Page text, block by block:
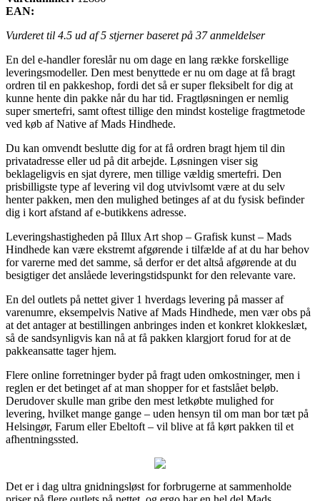
EAN:
Vurderet til 4.5 ud af 5 stjerner baseret på 37anmeldelser
En del e-handler foreslår nu om dage en lang række forskellige
leveringsmodeller. Den mest benyttede er nu om dage at få bragt
ordren til en pakkeshop, fordi det så er super fleksibelt for dig at
kunne hente din pakke når du har tid. Fragtløsningen er nemlig
super smertefri, samt oftest tillige den mindst kostelige fragtmetode
ved køb af Native af Mads Hindhede.
Du kan omvendt beslutte dig for at få ordren bragt hjem til din
privatadresse eller ud på dit arbejde. Løsningen viser sig
beklageligvis en sjat dyrere, men tillige vældig smertefri. Den
prisbilligste type af levering vil dog utvivlsomt være at du selv
henter pakken, men den mulighed betinges af at du fysisk befinder
dig i kort afstand af e-butikkens adresse.
Leveringshastigheden på Illux Art shop – Grafisk kunst – Mads
Hindhede kan være ekstremt afgørende i tilfælde af at du har behov
for varerne med det samme, så derfor er det altså afgørende at du
besigtiger det anslåede leveringstidspunkt for den relevante vare.
En del outlets på nettet giver 1 hverdags levering på masser af
varenumre, eksempelvis Native af Mads Hindhede, men vær obs på
at det antager at bestillingen anbringes inden et konkret klokkeslæt,
så de sandsynligvis kan nå at få pakken klargjort forud for at de
pakkeansatte tager hjem.
Flere online forretninger byder på fragt uden omkostninger, men i
reglen er det betinget af at man shopper for et fastslået beløb.
Derudover skulle man gribe den mest letkøbte mulighed for
levering, hvilket mange gange – uden hensyn til om man bor tæt på
Helsingør, Farum eller Ebeltoft – vil blive at få kørt pakken til et
afhentningssted.
Det er i dag ultra gnidningsløst for forbrugerne at sammenholde